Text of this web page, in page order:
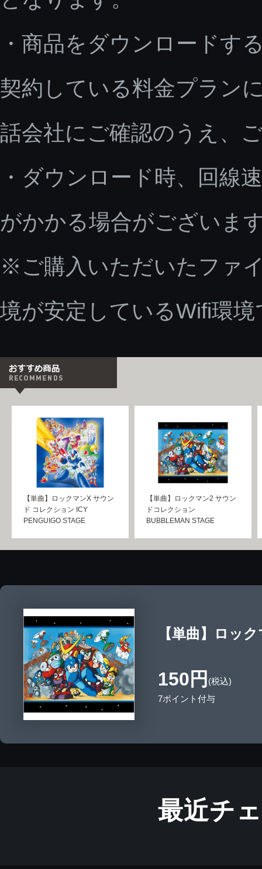
・商品をダウンロードす
契約している料金プラン
話会社にご確認のうえ、
・ダウンロード時、回線
がかかる場合がございま
※ご購入いただいたファ
境が安定しているWifi環
【単曲】ロックマンX サウン
ド コレクション ICY
PENGUIGO STAGE
【単曲】ロックマン2 サウン
ドコレクション
BUBBLEMAN STAGE
【単曲】ロッ
150円 (税込)
7ポイント付与
最近チ